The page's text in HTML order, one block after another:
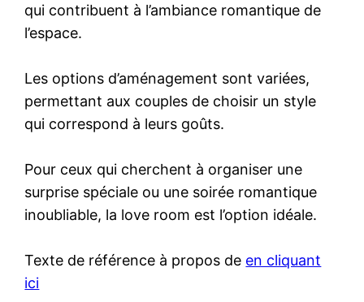
qui contribuent à l’ambiance romantique de
l’espace.
Les options d’aménagement sont variées,
permettant aux couples de choisir un style
qui correspond à leurs goûts.
Pour ceux qui cherchent à organiser une
surprise spéciale ou une soirée romantique
inoubliable, la love room est l’option idéale.
Texte de référence à propos de en cliquant
ici